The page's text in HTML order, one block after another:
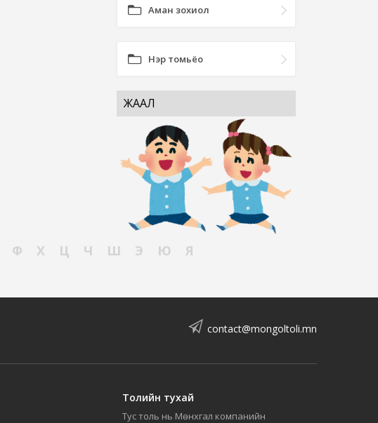
Аман зохиол
Нэр томьёо
ЖААЛ
Ф Х Ц Ч Ш Э Ю Я
contact@mongoltoli.mn
Толийн тухай
Тус толь нь Мөнхгал компанийн